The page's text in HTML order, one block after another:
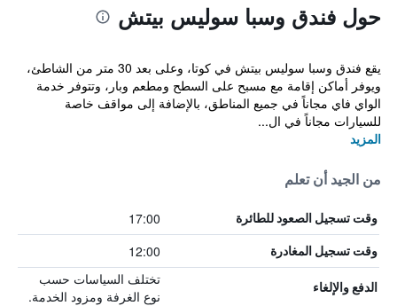
حول فندق وسبا سوليس بيتش
يقع فندق وسبا سوليس بيتش في كوتا، وعلى بعد 30 متر من الشاطئ،
ويوفر أماكن إقامة مع مسبح على السطح ومطعم وبار، وتتوفر خدمة
الواي فاي مجاناً في جميع المناطق، بالإضافة إلى مواقف خاصة
للسيارات مجاناً في ال...
المزيد
من الجيد أن تعلم
وقت تسجيل الصعود للطائرة 17:00
وقت تسجيل المغادرة 12:00
الدفع والإلغاء
تختلف السياسات حسب
نوع الغرفة ومزود الخدمة.